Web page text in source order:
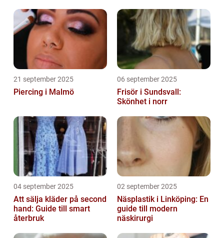
21 september 2025
Piercing i Malmö
06 september 2025
Frisör i Sundsvall:
Skönhet i norr
04 september 2025
Att sälja kläder på second
hand: Guide till smart
återbruk
02 september 2025
Näsplastik i Linköping: En
guide till modern
näskirurgi